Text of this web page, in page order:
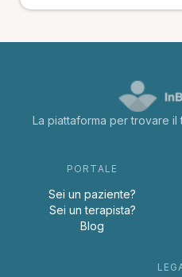
La piattaforma per trovare
PORTALE
Sei un paziente?
Sei un terapista?
Blog